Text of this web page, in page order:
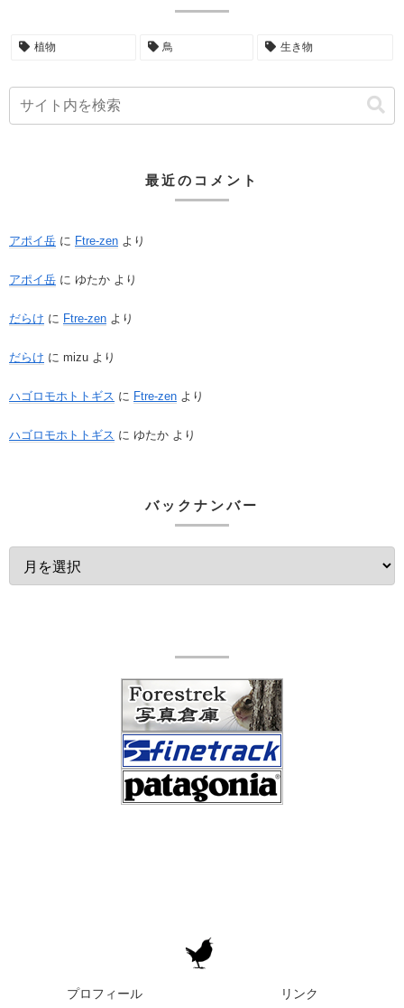
植物 鳥 生き物
最近のコメント
アポイ岳 に Ftre-zen より
アポイ岳 に ゆたか より
だらけ に Ftre-zen より
だらけ に mizu より
ハゴロモホトトギス に Ftre-zen より
ハゴロモホトトギス に ゆたか より
バックナンバー
プロフィール リンク